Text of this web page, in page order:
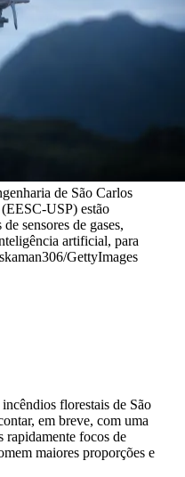
de São Carlos
USP) estão
sensores de gases,
artificial, para
skaman306/GettyImages
florestais de São
em breve, com uma
rapidamente focos de
maiores proporções e